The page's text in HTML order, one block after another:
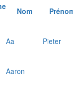
Nom
Aa Pieter
Aaron